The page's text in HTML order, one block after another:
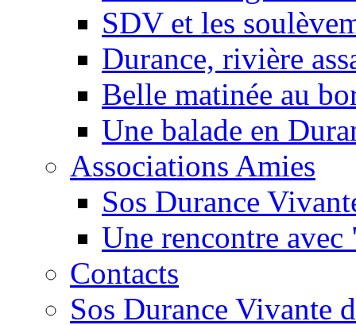
SDV et les
Durance, rivière
Belle matinée au
Une balade en
Associations Amies
Sos Durance
Une rencontre
Contacts
Sos Durance Vivante